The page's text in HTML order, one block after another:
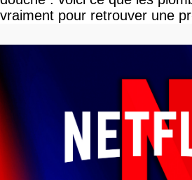
vraiment pour retrouver une